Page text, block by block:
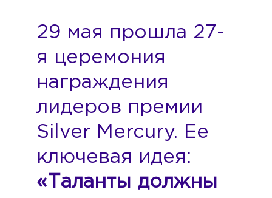
29 мая прошла 27-
я церемония
награждения
лидеров премии
Silver Mercury. Ее
ключевая идея:
« Таланты должны